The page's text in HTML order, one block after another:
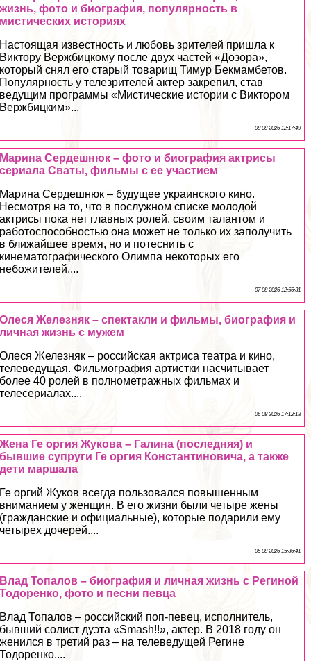
жизнь, фото и биография, популярность в
мистических историях
Настоящая известность и любовь зрителей пришла к
Виктору Вержбицкому после двух частей «Дозора»,
который снял его старый товарищ Тимур Бекмамбетов.
Популярность у телезрителей актер закрепил, став
ведущим программы «Мистические истории с Виктором
Вержбицким»...
08 08 2026 12:17:49
Марина Сердешнюк – фото и биография актрисы
сериала Сваты, фильмы с ее участием
Марина Сердешнюк – будущее украинского кино.
Несмотря на то, что в послужном списке молодой
актрисы пока нет главных ролей, своим талантом и
работоспособностью она может не только их заполучить
в ближайшее время, но и потеснить с
кинематографического Олимпа некоторых его
небожителей....
07 08 2026 12:56:31
Олеся Железняк – спектакли и фильмы, биография и
личная жизнь с мужем
Олеся Железняк – российская актриса театра и кино,
телеведущая. Фильмография артистки насчитывает
более 40 ролей в полнометражных фильмах и
телесериалах....
06 08 2026 17:12:18
Жена Ге opгия Жукова – Галина (последняя) и
бывшие супруги Ге opгия Константиновича, а также
дети маршала
Ге opгий Жуков всегда пользовался повышенным
вниманием у женщин. В его жизни были четыре жены
(гражданские и официальные), которые подарили ему
четырех дочерей....
05 08 2026 15:36:41
Влад Топалов – биография и личная жизнь с Региной
Тодоренко, фото и песни певца
Влад Топалов – российский поп-певец, исполнитель,
бывший солист дуэта «Smash!!», актер. В 2018 году он
женился в третий раз – на телеведущей Регине
Тодоренко....